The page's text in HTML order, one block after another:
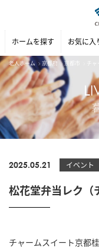
ホームを探す お気に入
老人ホーム 京都府 京都市 チ
2025.05.21 イベント
松花堂弁当レク（
チャームスイート京都